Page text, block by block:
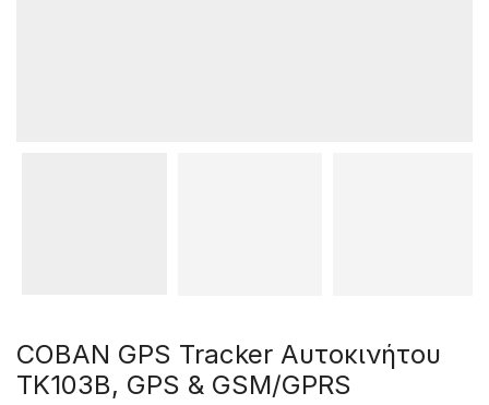
COBAN GPS Tracker Αυτοκινήτου
TK103B, GPS & GSM/GPRS